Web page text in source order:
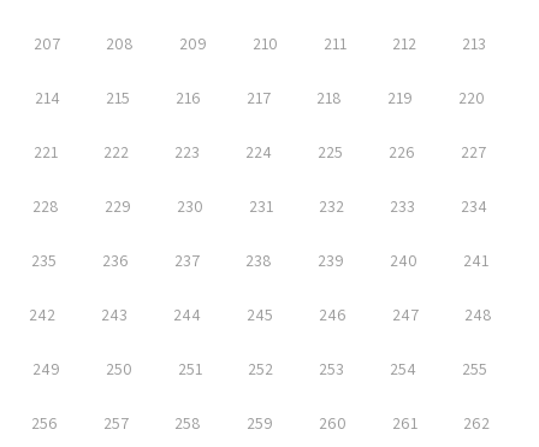
207 208 209 210 211 212 213
214 215 216 217 218 219 220
221 222 223 224 225 226 227
228 229 230 231 232 233 234
235 236 237 238 239 240 241
242 243 244 245 246 247 248
249 250 251 252 253 254 255
256 257 258 259 260 261 262